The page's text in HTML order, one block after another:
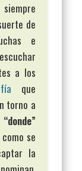
de
e
a los
que
torno a
se
la